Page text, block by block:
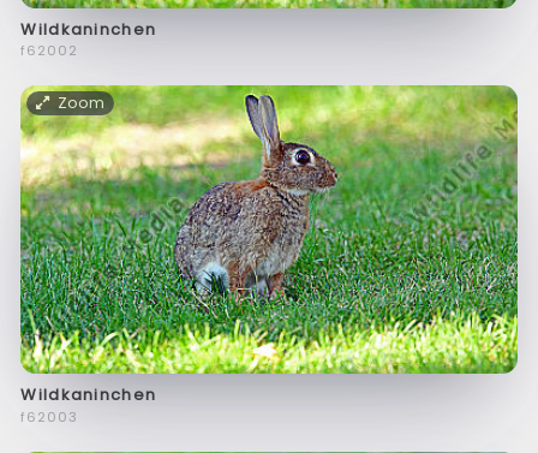
Wildkaninchen
f62002
Zoom
Wildkaninchen
f62003